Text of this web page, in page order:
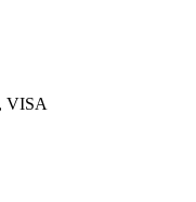
VISA